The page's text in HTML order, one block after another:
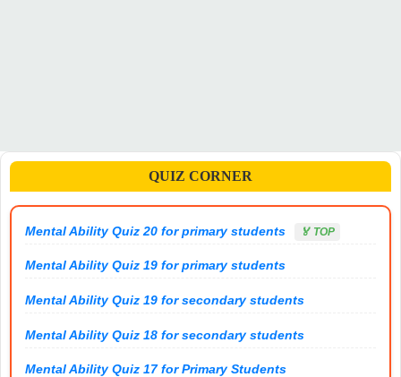
QUIZ CORNER
Mental Ability Quiz 20 for primary students 🏅 TOP
Mental Ability Quiz 19 for primary students
Mental Ability Quiz 19 for secondary students
Mental Ability Quiz 18 for secondary students
Mental Ability Quiz 17 for Primary Students